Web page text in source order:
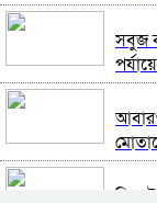
সবুজ